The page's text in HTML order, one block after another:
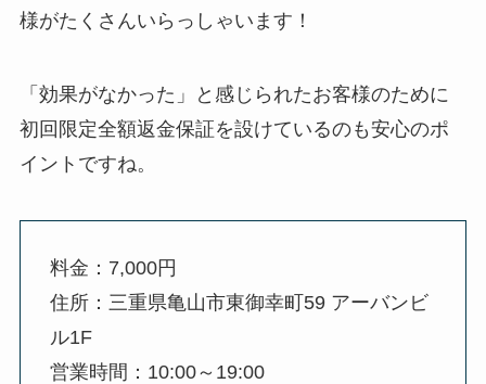
様がたくさんいらっしゃいます！
「効果がなかった」と感じられたお客様のために
初回限定全額返金保証を設けているのも安心のポ
イントですね。
料金：7,000円
住所：三重県亀山市東御幸町59 アーバンビ
ル1F
営業時間：10:00～19:00